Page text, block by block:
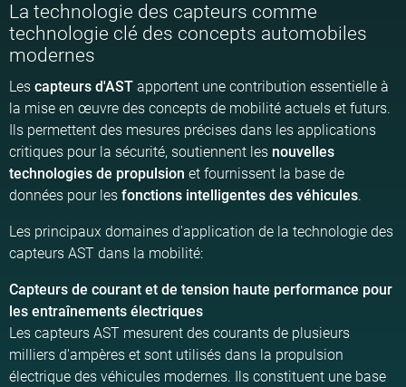
La technologie des capteurs comme
technologie clé des concepts automobiles
modernes
Les capteurs d'AST apportent une contribution essentielle à
la mise en œuvre des concepts de mobilité actuels et futurs.
Ils permettent des mesures précises dans les applications
critiques pour la sécurité, soutiennent les nouvelles
technologies de propulsion et fournissent la base de
données pour les fonctions intelligentes des véhicules.
Les principaux domaines d'application de la technologie des
capteurs AST dans la mobilité:
Capteurs de courant et de tension haute performance pour
les entraînements électriques
Les capteurs AST mesurent des courants de plusieurs
milliers d'ampères et sont utilisés dans la propulsion
électrique des véhicules modernes. Ils constituent une base